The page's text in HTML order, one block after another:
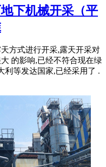
下机械开采（平
方式进行开采,露天开采对
的影响,已经不符合现在绿
利等发达国家,已经采用了 .